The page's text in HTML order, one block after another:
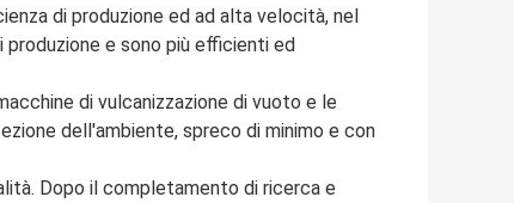
di produzione ed ad alta velocità, nel
e sono più efficienti ed
di vulcanizzazione di vuoto e le
dell'ambiente, spreco di minimo e con
Dopo il completamento di ricerca e